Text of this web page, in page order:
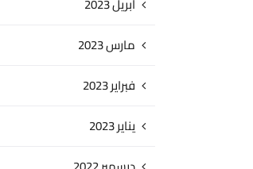
مارس 2023
فبراير 2023
يناير 2023